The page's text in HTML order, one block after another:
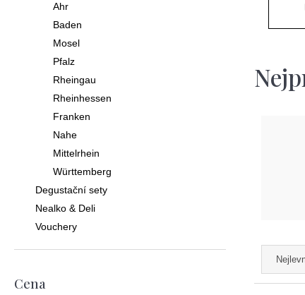
Ahr
Baden
Mosel
Pfalz
Rheingau
Rheinhessen
Franken
Nahe
Mittelrhein
Württemberg
Degustační sety
Nealko & Deli
Vouchery
Cena
Ř
a